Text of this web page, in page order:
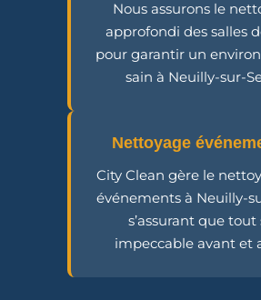
Nous assurons le
approfondi des salles
pour garantir un
sain à Neuilly-sur-
Nettoyage
City Clean gère le
événements à Neuilly-
s’assurant que tout
impeccable avant et